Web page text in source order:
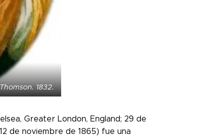
1832.
Greater London, England; 29 de
de noviembre de 1865) fue una